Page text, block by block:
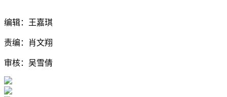
编辑：王嘉琪
责编：肖文翔
审核：吴雪倩